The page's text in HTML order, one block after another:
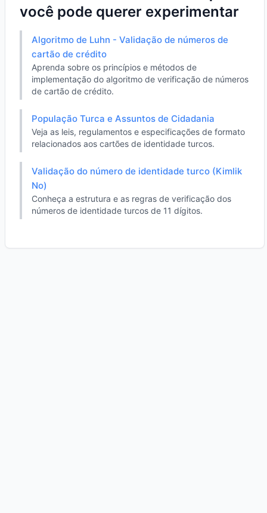
você pode querer experimentar
Algoritmo de Luhn - Validação de números de
cartão de crédito
Aprenda sobre os princípios e métodos de
implementação do algoritmo de verificação de números
de cartão de crédito.
População Turca e Assuntos de Cidadania
Veja as leis, regulamentos e especificações de formato
relacionados aos cartões de identidade turcos.
Validação do número de identidade turco (Kimlik
No)
Conheça a estrutura e as regras de verificação dos
números de identidade turcos de 11 dígitos.